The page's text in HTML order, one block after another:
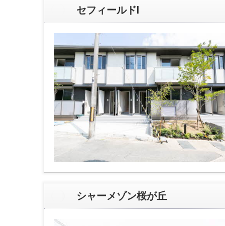
セフィールドⅠ
シャーメゾン桜が丘